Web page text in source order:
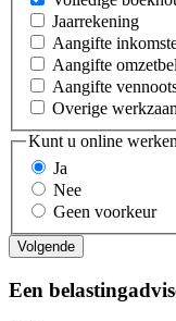
Jaarrekening
Aangifte
Aangifte
Aangifte
Overige
Kunt u online
Ja
Nee
Geen voorkeur
Een